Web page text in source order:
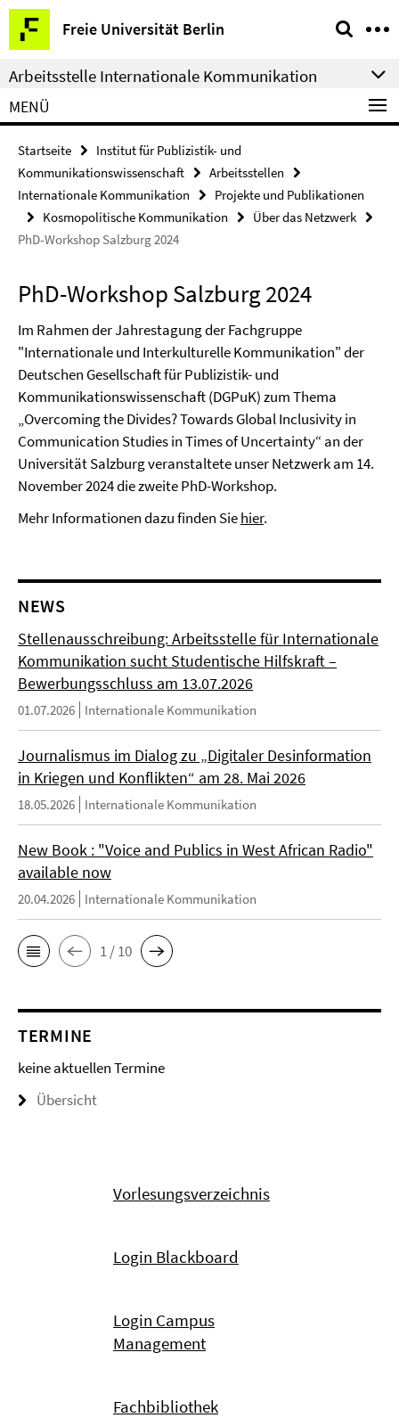
Springe
direkt
zu
Inhalt
Freie Universität Berlin
Service-
Navigation
Arbeitsstelle Internationale Kommunikation
MENÜ
Startseite
Institut für Publizistik- und
Kommunikationswissenschaft
Arbeitsstellen
Internationale Kommunikation
Projekte und Publikationen
Kosmopolitische Kommunikation
Über das Netzwerk
PhD-Workshop Salzburg 2024
PhD-Workshop Salzburg 2024
Im Rahmen der Jahrestagung der Fachgruppe
"Internationale und Interkulturelle Kommunikation" der
Deutschen Gesellschaft für Publizistik- und
Kommunikationswissenschaft (DGPuK) zum Thema
„Overcoming the Divides? Towards Global Inclusivity in
Communication Studies in Times of Uncertainty“ an der
Universität Salzburg veranstaltete unser Netzwerk am 14.
November 2024 die zweite PhD-Workshop.
Mehr Informationen dazu finden Siehier.
NEWS
Stellenausschreibung: Arbeitsstelle für Internationale
Kommunikation sucht Studentische Hilfskraft –
Bewerbungsschluss am 13.07.2026
01.07.2026 Internationale Kommunikation
Journalismus im Dialog zu „Digitaler Desinformation
in Kriegen und Konflikten“ am 28. Mai 2026
18.05.2026 Internationale Kommunikation
New Book : "Voice and Publics in West African Radio"
available now
20.04.2026 Internationale Kommunikation
1 / 10
TERMINE
keine aktuellen Termine
Übersicht
Vorlesungsverzeichnis
Login Blackboard
Login Campus
Management
Fachbibliothek